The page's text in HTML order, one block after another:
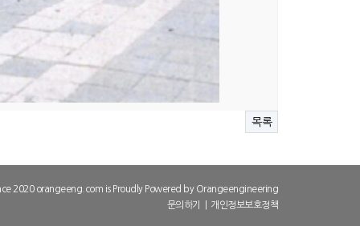
목록
2020 orangeeng.com is Proudly Powered by Orangeengineering
문의하기
개인정보보호정책